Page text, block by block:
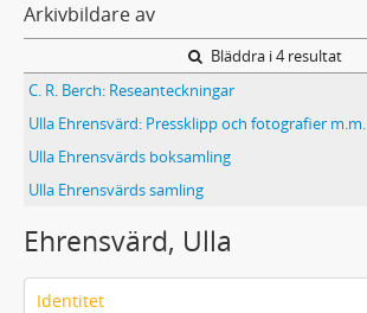
Arkivbildare av
Bläddra i 4 resultat
C. R. Berch: Reseanteckningar
Ulla Ehrensvärd: Pressklipp och fotografier m.m.
Ulla Ehrensvärds boksamling
Ulla Ehrensvärds samling
Ehrensvärd, Ulla
Identitet